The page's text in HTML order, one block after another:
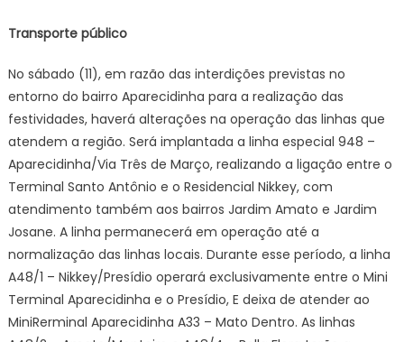
Transporte público
No sábado (11), em razão das interdições previstas no
entorno do bairro Aparecidinha para a realização das
festividades, haverá alterações na operação das linhas que
atendem a região. Será implantada a linha especial 948 –
Aparecidinha/Via Três de Março, realizando a ligação entre o
Terminal Santo Antônio e o Residencial Nikkey, com
atendimento também aos bairros Jardim Amato e Jardim
Josane. A linha permanecerá em operação até a
normalização das linhas locais. Durante esse período, a linha
A48/1 – Nikkey/Presídio operará exclusivamente entre o Mini
Terminal Aparecidinha e o Presídio, E deixa de atender ao
MiniRerminal Aparecidinha A33 – Mato Dentro. As linhas